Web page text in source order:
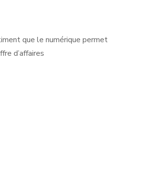
que le numérique permet
d’affaires